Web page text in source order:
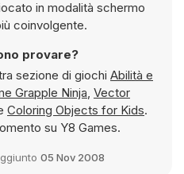
coinvolgente.
provare?
sezione di giochi Abilità e
Grapple Ninja, Vector
Coloring Objects for Kids.
su Y8 Games.
05 Nov 2008